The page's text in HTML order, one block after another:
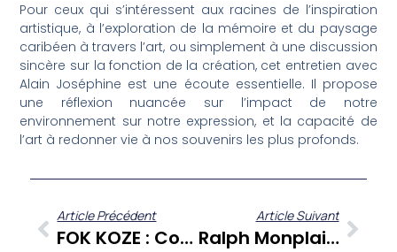
Pour ceux qui s’intéressent aux racines de l’inspiration
artistique, à l’exploration de la mémoire et du paysage
caribéen à travers l’art, ou simplement à une discussion
sincère sur la fonction de la création, cet entretien avec
Alain Joséphine est une écoute essentielle. Il propose
une réflexion nuancée sur l’impact de notre
environnement sur notre expression, et la capacité de
l’art à redonner vie à nos souvenirs les plus profonds.
Article Précédent
FOK KOZE : Conflits Locatifs – Quand Le Logement Devient Un Champ De Bataille Aux Antilles Et En Guyane
Article Suivant
Ralph Monplaisir : Parcours Et Convictions D’un Acteur Martiniquais Engagé Dans « A Cœur Ouvert »